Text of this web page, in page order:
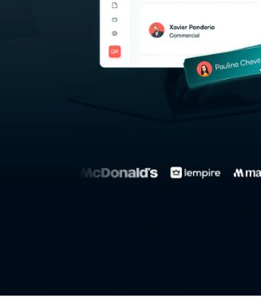
accompagner pendant votre visite...
C'est OK pour vous ?